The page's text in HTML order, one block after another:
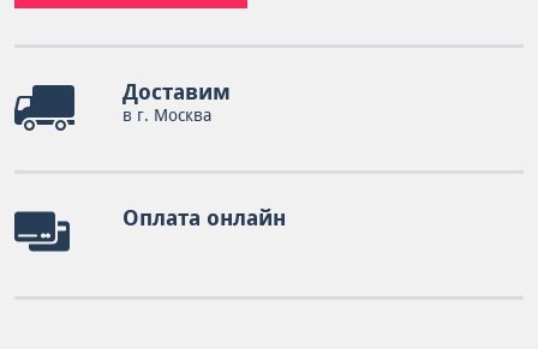
Доставим
в г. Москва
Оплата онлайн